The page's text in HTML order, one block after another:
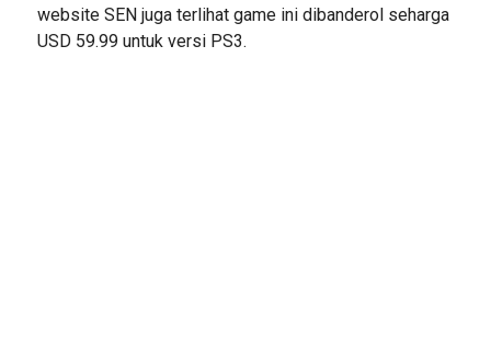
website SEN juga terlihat game ini dibanderol seharga
USD 59.99 untuk versi PS3.